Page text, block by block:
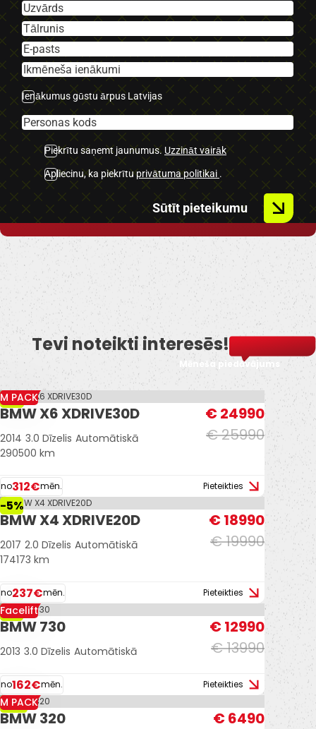
-Navigācija.
-Parking sensori.
-Navigācija.
-El. Atverams bagažnieks.
-Bluetooth.
Ienākumus gūstu ārpus Latvijas
Piekrītu saņemt jaunumus. Uzzināt vairāk
Apliecinu, ka piekrītu privātuma politikai .
Sūtīt pieteikumu
Tevi noteikti interesēs!
Mēneša piedāvājums
-4%
M PACK
BMW X6 XDRIVE30D
€ 25990
€ 24990
2014 3.0 Dīzelis Automātiskā
290500 km
no312€mēn. Pieteikties
-5%
BMW X4 XDRIVE20D
€ 19990
€ 18990
2017 2.0 Dīzelis Automātiskā
174173 km
no237€mēn. Pieteikties
-7%
Facelift
BMW 730
€ 13990
€ 12990
2013 3.0 Dīzelis Automātiskā
no162€mēn. Pieteikties
-13%
M PACK
BMW 320
€ 6490